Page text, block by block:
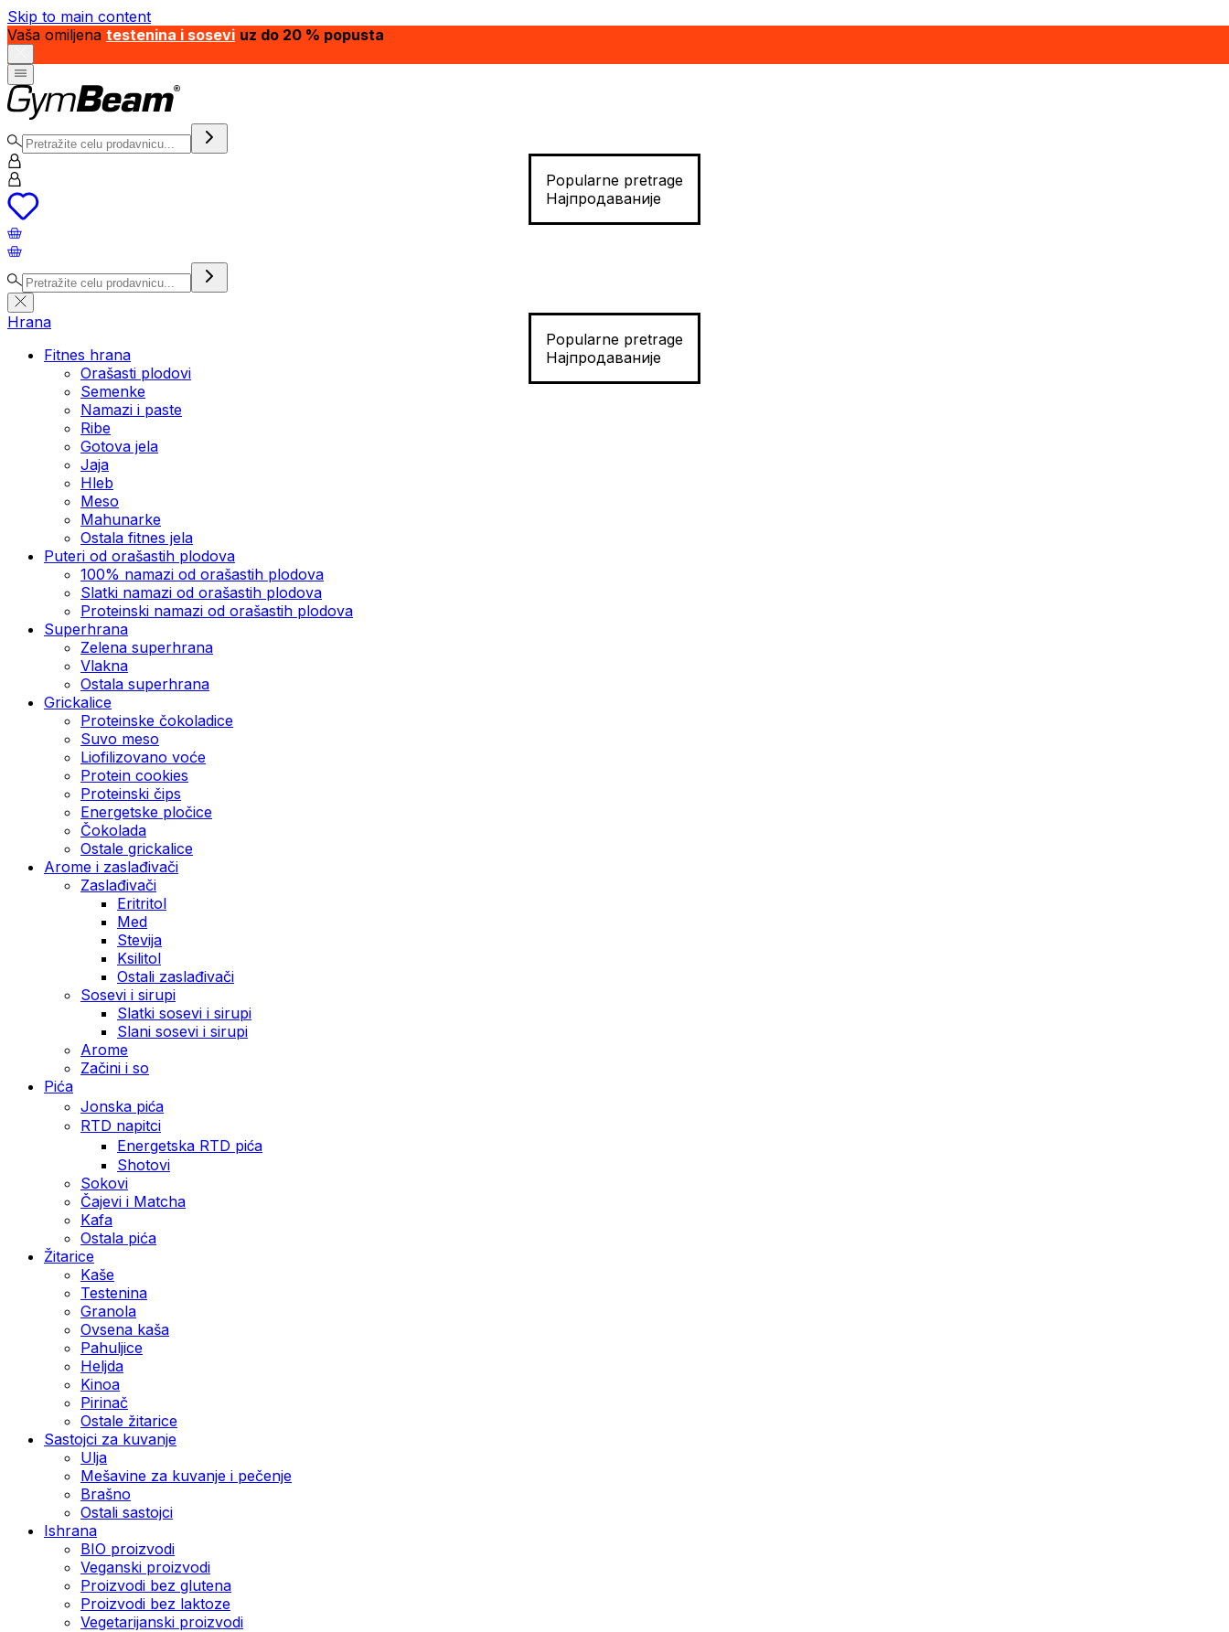
Skip to main content
Vaša omiljena testenina i sosevi uz do 20 % popusta
Popularne pretrage
Најпродаваније
Popularne pretrage
Најпродаваније
Hrana
Fitnes hrana
Orašasti plodovi
Semenke
Namazi i paste
Ribe
Gotova jela
Јаја
Hleb
Meso
Mahunarke
Ostala fitnes jela
Puteri od orašastih plodova
100% namazi od orašastih plodova
Slatki namazi od orašastih plodova
Proteinski namazi od orašastih plodova
Superhrana
Zelena superhrana
Vlakna
Ostala superhrana
Grickalice
Proteinske čokoladice
Suvo meso
Liofilizovano voće
Protein cookies
Proteinski čips
Energetske pločice
Čokolada
Ostale grickalice
Arome i zaslađivači
Zaslađivači
Eritritol
Med
Stevija
Ksilitol
Ostali zaslađivači
Sosevi i sirupi
Slatki sosevi i sirupi
Slani sosevi i sirupi
Arome
Začini i so
Pića
Jonska pića
RTD napitci
Energetska RTD pića
Shotovi
Sokovi
Čajevi i Matcha
Kafa
Ostala pića
Žitarice
Kaše
Testenina
Granola
Ovsena kaša
Pahuljice
Heljda
Kinoa
Pirinač
Ostale žitarice
Sastojci za kuvanje
Ulja
Mešavine za kuvanje i pečenje
Brašno
Ostali sastojci
Ishrana
BIO proizvodi
Veganski proizvodi
Proizvodi bez glutena
Proizvodi bez laktoze
Vegetarijanski proizvodi